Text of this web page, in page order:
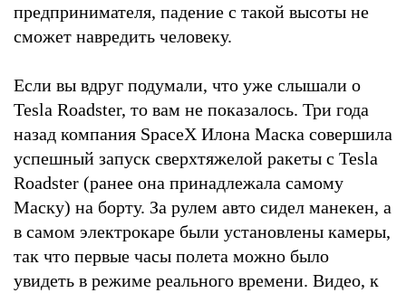
предпринимателя, падение с такой высоты не
сможет навредить человеку.
Если вы вдруг подумали, что уже слышали о
Tesla Roadster, то вам не показалось. Три года
назад компания SpaceX Илона Маска совершила
успешный запуск сверхтяжелой ракеты с Tesla
Roadster (ранее она принадлежала самому
Маску) на борту. За рулем авто сидел манекен, а
в самом электрокаре были установлены камеры,
так что первые часы полета можно было
увидеть в режиме реального времени. Видео, к